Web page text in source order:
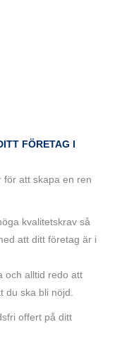
FÖRETAG I
för att skapa en ren
kvalitetskrav så
att ditt företag är i
och alltid redo att
du ska bli nöjd.
offert på ditt